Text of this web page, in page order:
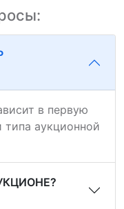
в первую
типа аукционной